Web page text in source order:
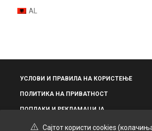
AL
УСЛОВИ И ПРАВИЛА НА КОРИСТЕЊЕ
ПОЛИТИКА НА ПРИВАТНОСТ
ПОПЛАКИ И РЕКЛАМАЦИЈА
Сајтот користи cookies